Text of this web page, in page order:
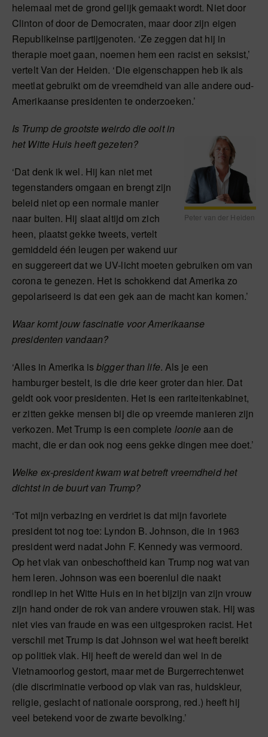
helemaal met de grond gelijk gemaakt wordt. Niet door
Clinton of door de Democraten, maar door zijn eigen
Republikeinse partijgenoten. ‘Ze zeggen dat hij in
therapie moet gaan, noemen hem een racist en seksist,’
vertelt Van der Heiden. ‘Die eigenschappen heb ik als
meetlat gebruikt om de vreemdheid van alle andere oud-
Amerikaanse presidenten te onderzoeken.’
Peter van der Heiden
Is Trump de grootste weirdo die ooit in
het Witte Huis heeft gezeten?
‘Dat denk ik wel. Hij kan niet met
tegenstanders omgaan en brengt zijn
beleid niet op een normale manier
naar buiten. Hij slaat altijd om zich
heen, plaatst gekke tweets, vertelt
gemiddeld één leugen per wakend uur
en suggereert dat we UV-licht moeten gebruiken om van
corona te genezen. Het is schokkend dat Amerika zo
gepolariseerd is dat een gek aan de macht kan komen.’
Waar komt jouw fascinatie voor Amerikaanse
presidenten vandaan?
‘Alles in Amerika isbigger than life. Als je een
hamburger bestelt, is die drie keer groter dan hier. Dat
geldt ook voor presidenten. Het is een rariteitenkabinet,
er zitten gekke mensen bij die op vreemde manieren zijn
verkozen. Met Trump is een complete loonie aan de
macht, die er dan ook nog eens gekke dingen mee doet.’
Welke ex-president kwam wat betreft vreemdheid het
dichtst in de buurt van Trump?
‘Tot mijn verbazing en verdriet is dat mijn favoriete
president tot nog toe: Lyndon B. Johnson, die in 1963
president werd nadat John F. Kennedy was vermoord.
Op het vlak van onbeschoftheid kan Trump nog wat van
hem leren. Johnson was een boerenlul die naakt
rondliep in het Witte Huis en in het bijzijn van zijn vrouw
zijn hand onder de rok van andere vrouwen stak. Hij was
niet vies van fraude en was een uitgesproken racist. Het
verschil met Trump is dat Johnson wel wat heeft bereikt
op politiek vlak. Hij heeft de wereld dan wel in de
Vietnamoorlog gestort, maar met de Burgerrechtenwet
(die discriminatie verbood op vlak van ras, huidskleur,
religie, geslacht of nationale oorsprong, red.) heeft hij
veel betekend voor de zwarte bevolking.’